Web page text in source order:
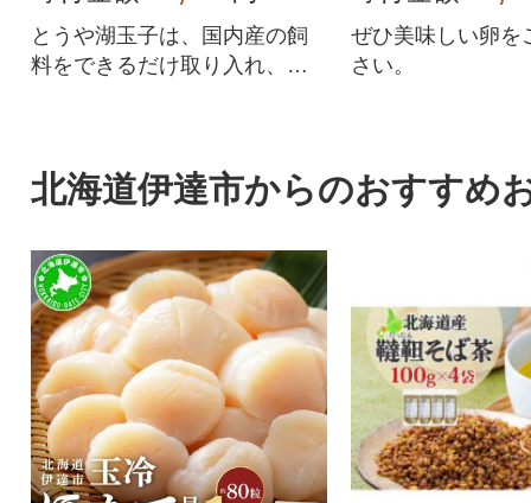
とうや湖玉子は、国内産の飼
料をできるだけ取り入れ、香
ぜひ美味しい卵を
さい。
北海道伊達市からのおすすめ